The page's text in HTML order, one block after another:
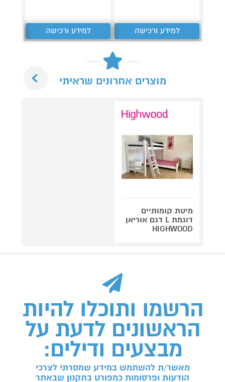
למידע ורכישה למידע ורכישה
מוצרים אחרונים שראיתי
מיטת קומותיים
דוגמת L דגם אוריאן
HIGHWOOD
הרשמו ותוכלו להיות
הראשונים לדעת על
מבצעים ודילים:
מאשר/ת להשתמש במידע שמסרתי לצרכי
הודעות ופרסומות כמפורט בתקנון שבאתר